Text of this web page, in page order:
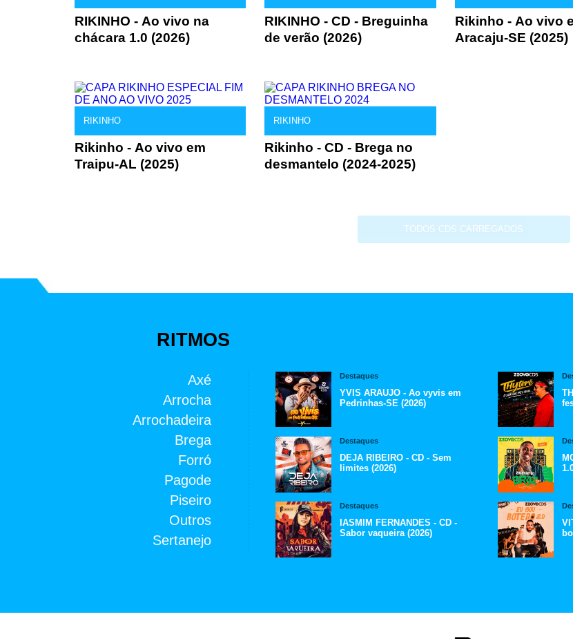
RIKINHO - Ao vivo na
chácara 1.0 (2026)
RIKINHO - CD - Breguinha
de verão (2026)
Rikinho - Ao vivo
Aracaju-SE (2025)
RIKINHO
Rikinho - Ao vivo em
Traipu-AL (2025)
RIKINHO
Rikinho - CD - Brega no
desmantelo (2024-2025)
TODOS CDS CARREGADOS
RITMOS
Axé
Arrocha
Arrochadeira
Brega
Forró
Pagode
Piseiro
Outros
Sertanejo
Destaques
YVIS ARAUJO - Ao vyvis em
Pedrinhas-SE (2026)
Destaques
DEJA RIBEIRO - CD - Sem
limites (2026)
Destaques
IASMIM FERNANDES - CD -
Sabor vaqueira (2026)